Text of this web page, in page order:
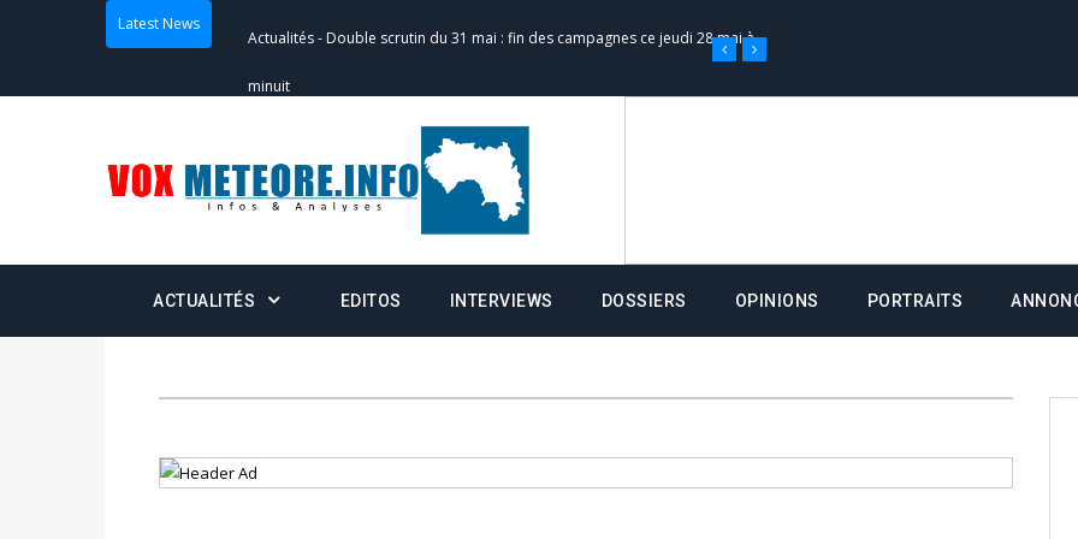
Latest News
Politique-Convocation des membres des Commissions Administratives de
Centralisation des Votes (CACV) à une prestation de serment et à une
formation
Politique Candidats : désignez vos représentants aux CACV (centralisation
du 16 au 31 mai 2026
ACTUALITÉS EDITOS INTERVIEWS DOSSIERS OPINIONS PORTRAITS